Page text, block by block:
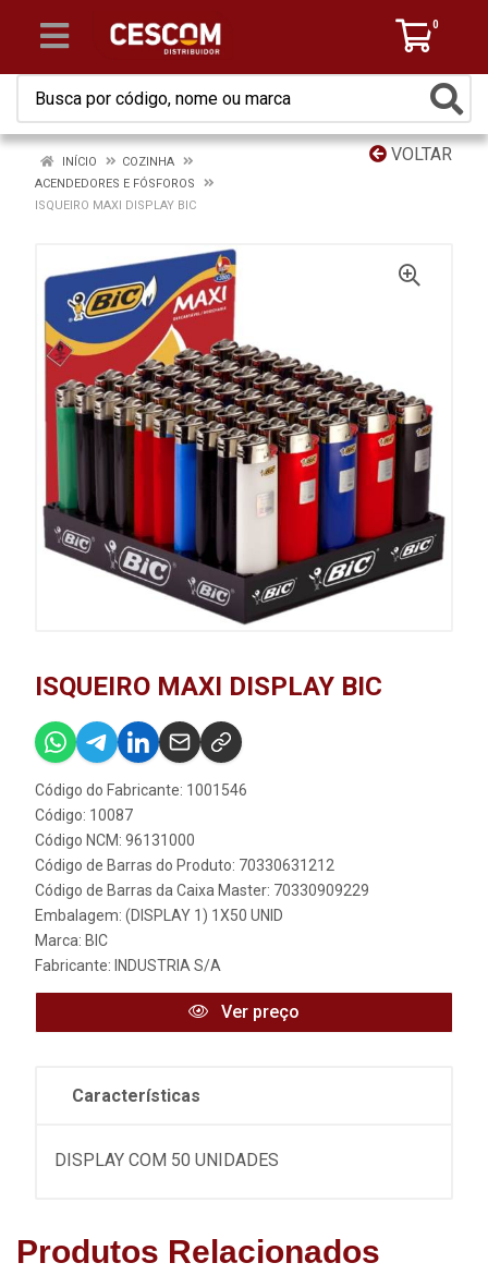
0
VOLTAR
INÍCIO
COZINHA
ACENDEDORES E FÓSFOROS
ISQUEIRO MAXI DISPLAY BIC
ISQUEIRO MAXI DISPLAY BIC
Código do Fabricante: 1001546
Código: 10087
Código NCM: 96131000
Código de Barras do Produto: 70330631212
Código de Barras da Caixa Master: 70330909229
Embalagem: (DISPLAY 1) 1X50 UNID
Marca: BIC
Fabricante: INDUSTRIA S/A
Ver preço
Características
DISPLAY COM 50 UNIDADES
Produtos Relacionados